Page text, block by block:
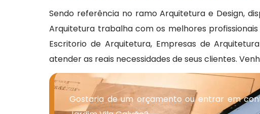
Sendo referência no ramo Arquitetura e Design,
Arquitetura trabalha com os melhores
Escritorio de Arquitetura, Empresas de
atender as reais necessidades de seus clientes.
Gostaria de um orçamento ou entrar em